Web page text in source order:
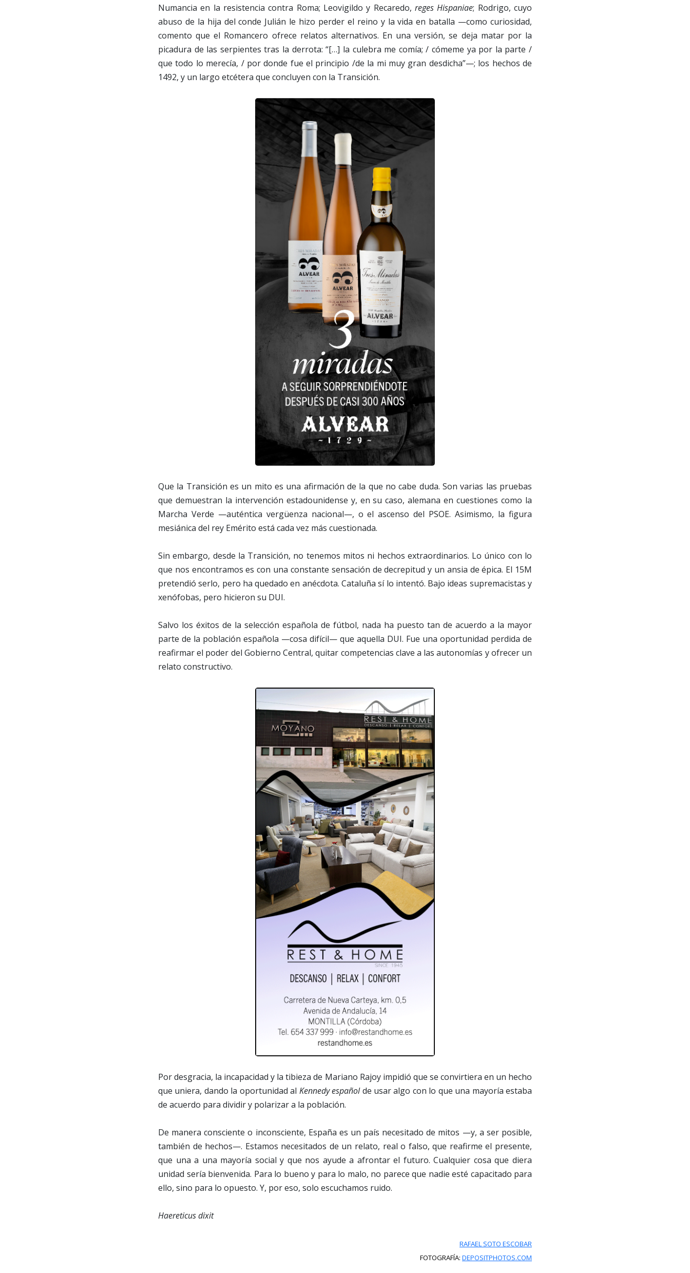
Numancia en la resistencia contra Roma; Leovigildo y Recaredo, reges Hispaniae; Rodrigo, cuyo
abuso de la hija del conde Julián le hizo perder el reino y la vida en batalla —como curiosidad,
comento que el Romancero ofrece relatos alternativos. En una versión, se deja matar por la
picadura de las serpientes tras la derrota: “[…] la culebra me comía; / cómeme ya por la parte /
que todo lo merecía, / por donde fue el principio /de la mi muy gran desdicha”—; los hechos de
1492, y un largo etcétera que concluyen con la Transición.
Que la Transición es un mito es una afirmación de la que no cabe duda. Son varias las pruebas
que demuestran la intervención estadounidense y, en su caso, alemana en cuestiones como la
Marcha Verde —auténtica vergüenza nacional—, o el ascenso del PSOE. Asimismo, la figura
mesiánica del rey Emérito está cada vez más cuestionada.
Sin embargo, desde la Transición, no tenemos mitos ni hechos extraordinarios. Lo único con lo
que nos encontramos es con una constante sensación de decrepitud y un ansia de épica. El 15M
pretendió serlo, pero ha quedado en anécdota. Cataluña sí lo intentó. Bajo ideas supremacistas y
xenófobas, pero hicieron su DUI.
Salvo los éxitos de la selección española de fútbol, nada ha puesto tan de acuerdo a la mayor
parte de la población española —cosa difícil— que aquella DUI. Fue una oportunidad perdida de
reafirmar el poder del Gobierno Central, quitar competencias clave a las autonomías y ofrecer un
relato constructivo.
Por desgracia, la incapacidad y la tibieza de Mariano Rajoy impidió que se convirtiera en un hecho
que uniera, dando la oportunidad al Kennedy españolde usar algo con lo que una mayoría estaba
de acuerdo para dividir y polarizar a la población.
De manera consciente o inconsciente, España es un país necesitado de mitos —y, a ser posible,
también de hechos—. Estamos necesitados de un relato, real o falso, que reafirme el presente,
que una a una mayoría social y que nos ayude a afrontar el futuro. Cualquier cosa que diera
unidad sería bienvenida. Para lo bueno y para lo malo, no parece que nadie esté capacitado para
ello, sino para lo opuesto. Y, por eso, solo escuchamos ruido.
Haereticus dixit
RAFAEL SOTO ESCOBAR
FOTOGRAFÍA: DEPOSITPHOTOS.COM